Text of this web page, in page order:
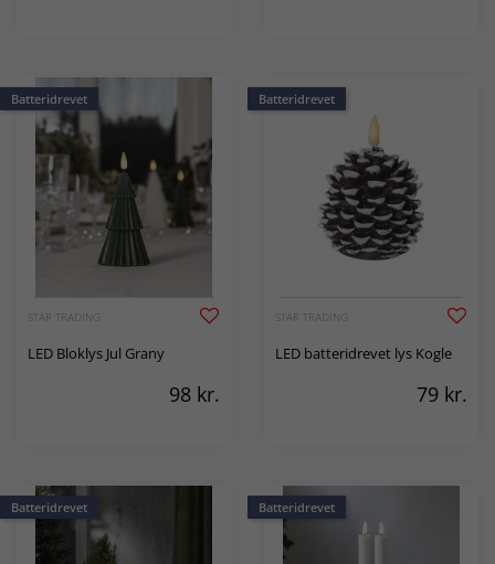
Batteridrevet
STAR TRADING
LED Bloklys Jul Grany
98 kr.
Batteridrevet
STAR TRADING
LED batteridrevet lys Kogle
79 kr.
Batteridrevet Batteridrevet